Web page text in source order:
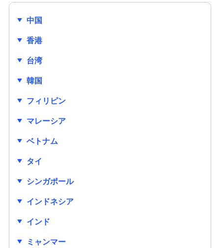
中国
香港
台湾
韓国
フィリピン
マレーシア
ベトナム
タイ
シンガポール
インドネシア
インド
ミャンマー